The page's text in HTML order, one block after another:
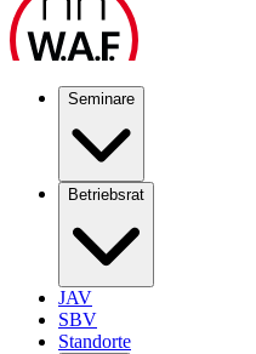
Seminare
Betriebsrat
JAV
SBV
Standorte